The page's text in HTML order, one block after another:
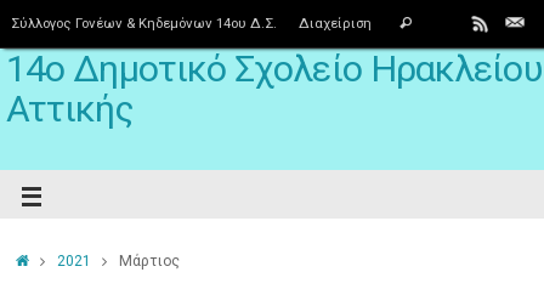
Σύλλογος Γονέων & Κηδεμόνων 14ου Δ.Σ. Διαχείριση
14ο Δημοτικό Σχολείο Ηρακλείου
Αττικής
2021 Μάρτιος